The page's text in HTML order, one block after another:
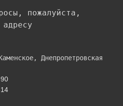
пожалуйста,
Днепропетровская